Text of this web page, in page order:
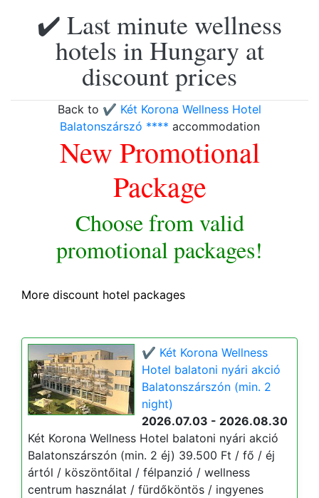
✔️ Last minute wellness
hotels in Hungary at
discount prices
Back to ✔️ Két Korona Wellness Hotel
Balatonszárszó **** accommodation
New Promotional
Package
Choose from valid
promotional packages!
More discount hotel packages
✔️ Két Korona Wellness
Hotel balatoni nyári akció
Balatonszárszón (min. 2
night)
2026.07.03 - 2026.08.30
Két Korona Wellness Hotel balatoni nyári akció
Balatonszárszón (min. 2 éj) 39.500 Ft / fő / éj
ártól / köszöntőital / félpanzió / wellness
centrum használat / fürdőköntös / ingyenes